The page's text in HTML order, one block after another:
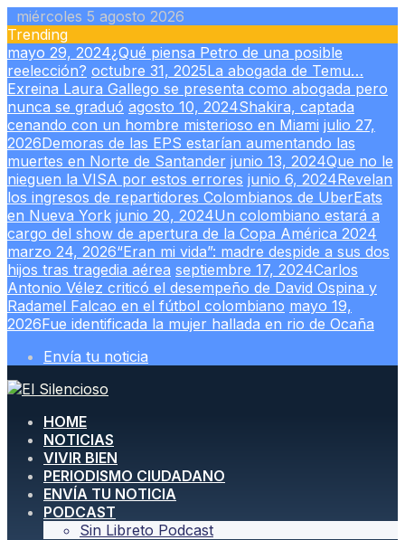
Skip
to
content
miércoles 5 agosto 2026
Trending
mayo 29, 2024¿Qué piensa Petro de una posible
reelección? octubre 31, 2025La abogada de Temu…
Exreina Laura Gallego se presenta como abogada pero
nunca se graduó agosto 10, 2024Shakira, captada
cenando con un hombre misterioso en Miami julio 27,
2026Demoras de las EPS estarían aumentando las
muertes en Norte de Santander junio 13, 2024Que no le
nieguen la VISA por estos errores junio 6, 2024Revelan
los ingresos de repartidores Colombianos de UberEats
en Nueva York junio 20, 2024Un colombiano estará a
cargo del show de apertura de la Copa América 2024
marzo 24, 2026“Eran mi vida”: madre despide a sus dos
hijos tras tragedia aérea septiembre 17, 2024Carlos
Antonio Vélez criticó el desempeño de David Ospina y
Radamel Falcao en el fútbol colombiano mayo 19,
2026Fue identificada la mujer hallada en rio de Ocaña
Envía tu noticia
HOME
NOTICIAS
VIVIR BIEN
PERIODISMO CIUDADANO
ENVÍA TU NOTICIA
PODCAST
Sin Libreto Podcast